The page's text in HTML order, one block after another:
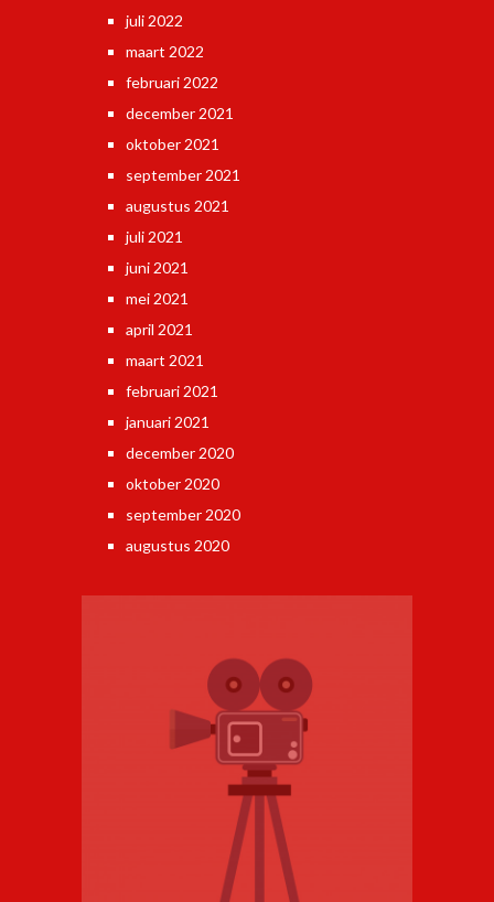
juli 2022
maart 2022
februari 2022
december 2021
oktober 2021
september 2021
augustus 2021
juli 2021
juni 2021
mei 2021
april 2021
maart 2021
februari 2021
januari 2021
december 2020
oktober 2020
september 2020
augustus 2020